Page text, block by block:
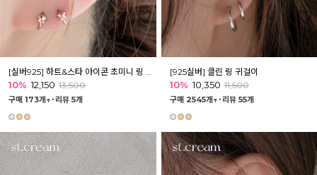
10% 12,150 13,500
구매 173개↑˙ 리뷰 5개
[925실버] 클린 링 귀걸이
10% 10,350 11,500
구매 2545개↑˙ 리뷰 55개